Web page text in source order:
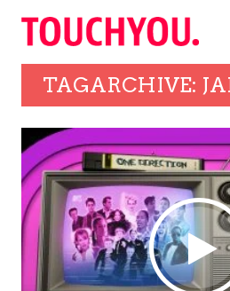
TAGARCHIVE: